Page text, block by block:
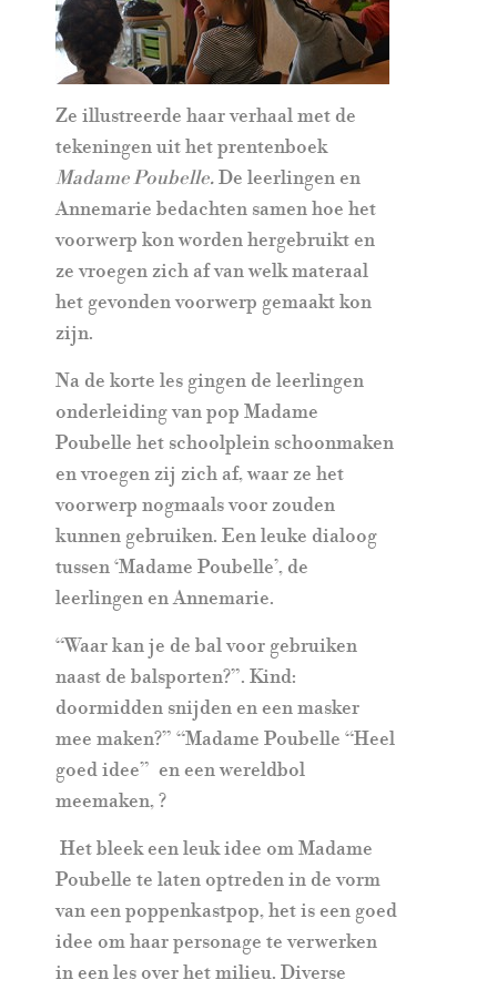
Ze illustreerde haar verhaal met de
tekeningen uit het prentenboek
Madame Poubelle.De leerlingen en
Annemarie bedachten samen hoe het
voorwerp kon worden hergebruikt en
ze vroegen zich af van welk materaal
het gevonden voorwerp gemaakt kon
zijn.
Na de korte les gingen de leerlingen
onderleiding van pop Madame
Poubelle het schoolplein schoonmaken
en vroegen zij zich af, waar ze het
voorwerp nogmaals voor zouden
kunnen gebruiken. Een leuke dialoog
tussen ‘Madame Poubelle’, de
leerlingen en Annemarie.
“Waar kan je de bal voor gebruiken
naast de balsporten?”. Kind:
doormidden snijden en een masker
mee maken?” “Madame Poubelle “Heel
goed idee” en een wereldbol
meemaken, ?
Het bleek een leuk idee om Madame
Poubelle te laten optreden in de vorm
van een poppenkastpop, het is een goed
idee om haar personage te verwerken
in een les over het milieu. Diverse